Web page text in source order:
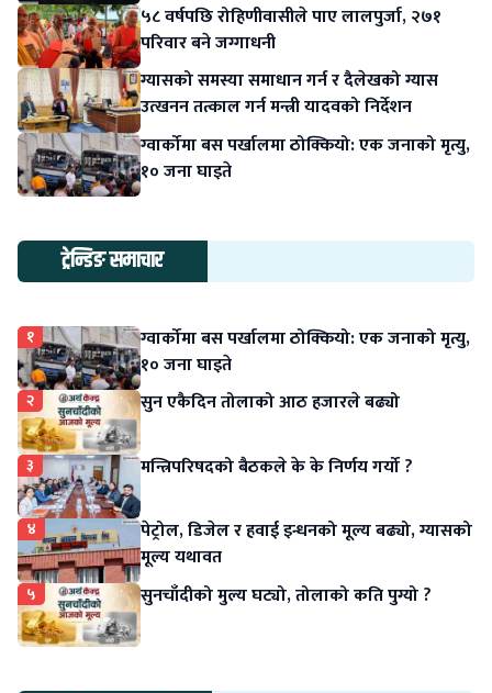
५८ वर्षपछि रोहिणीवासीले पाए लालपुर्जा, २७१
परिवार बने जग्गाधनी
ग्यासको समस्या समाधान गर्न र दैलेखको ग्यास
उत्खनन तत्काल गर्न मन्त्री यादवको निर्देशन
ग्वार्कोमा बस पर्खालमा ठोक्कियो: एक जनाको मृत्यु,
१० जना घाइते
ट्रेन्डिङ समाचार
१
ग्वार्कोमा बस पर्खालमा ठोक्कियो: एक जनाको मृत्यु,
१० जना घाइते
२ सुन एकैदिन तोलाको आठ हजारले बढ्यो
३ मन्त्रिपरिषदको बैठकले के के निर्णय गर्यो ?
४
पेट्रोल, डिजेल र हवाई इन्धनको मूल्य बढ्यो, ग्यासको
मूल्य यथावत
५ सुनचाँदीको मुल्य घट्यो, तोलाको कति पुग्यो ?